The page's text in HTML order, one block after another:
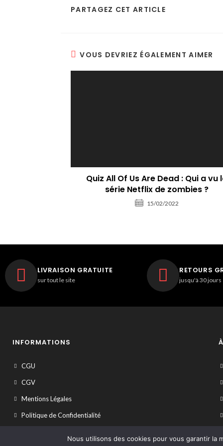
PARTAGEZ CET ARTICLE
VOUS DEVRIEZ ÉGALEMENT AIMER
Quiz All Of Us Are Dead : Qui a vu
série Netflix de zombies ?
15/02/2022
LIVRAISON GRATUITE
sur tout le site
RETOURS
jusqu'à 30 jours
INFORMATIONS
CGU
CGV
Mentions Légales
Politique de Confidentialité
Nous utilisons des cookies pour vous garantir